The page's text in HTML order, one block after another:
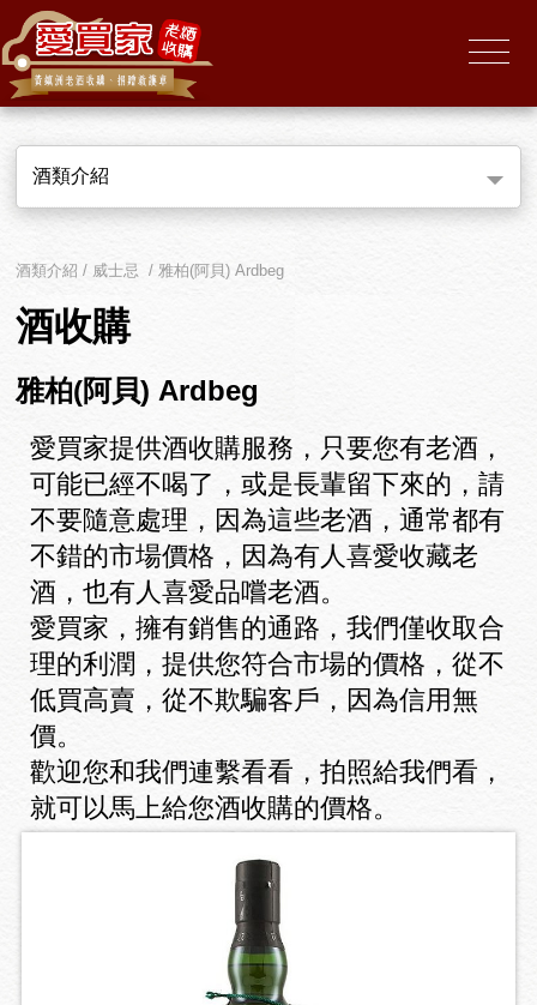
酒類介紹
酒類介紹 / 威士忌 / 雅柏(阿貝) Ardbeg
酒收購
雅柏(阿貝) Ardbeg
愛買家提供酒收購服務，只要您有老酒，
可能已經不喝了，或是長輩留下來的，請
不要隨意處理，因為這些老酒，通常都有
不錯的市場價格，因為有人喜愛收藏老
酒，也有人喜愛品嚐老酒。
愛買家，擁有銷售的通路，我們僅收取合
理的利潤，提供您符合市場的價格，從不
低買高賣，從不欺騙客戶，因為信用無
價。
歡迎您和我們連繫看看，拍照給我們看，
就可以馬上給您酒收購的價格。